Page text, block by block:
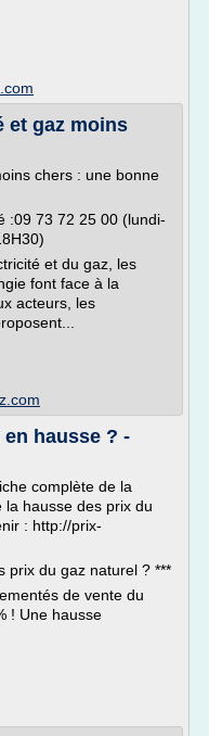
et gaz moins
chers : une bonne
:09 73 72 25 00 (lundi-
et du gaz, les
font face à la
acteurs, les
hausse ? -
complète de la
hausse des prix du
: http://prix-
prix du gaz naturel ? ***
de vente du
! Une hausse